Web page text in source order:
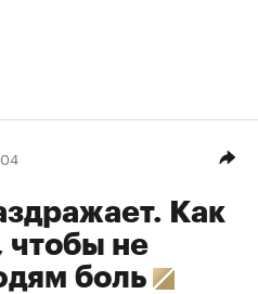
Как
чтобы не
боль